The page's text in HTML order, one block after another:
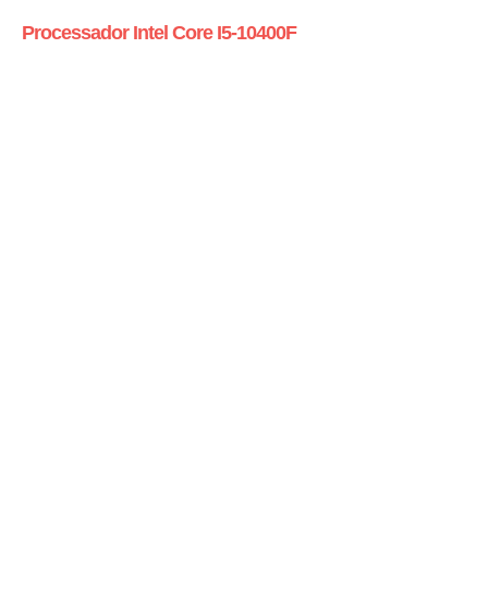
Processador Intel Core I5-10400F